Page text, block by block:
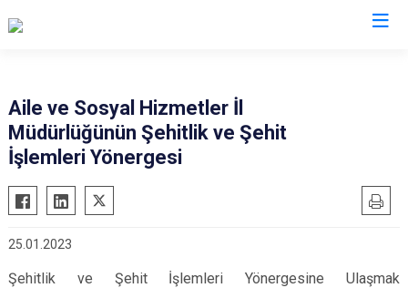
Aile ve Sosyal Hizmetler İl
Müdürlüğünün Şehitlik ve Şehit
İşlemleri Yönergesi
25.01.2023
Şehitlik ve Şehit İşlemleri Yönergesine Ulaşmak